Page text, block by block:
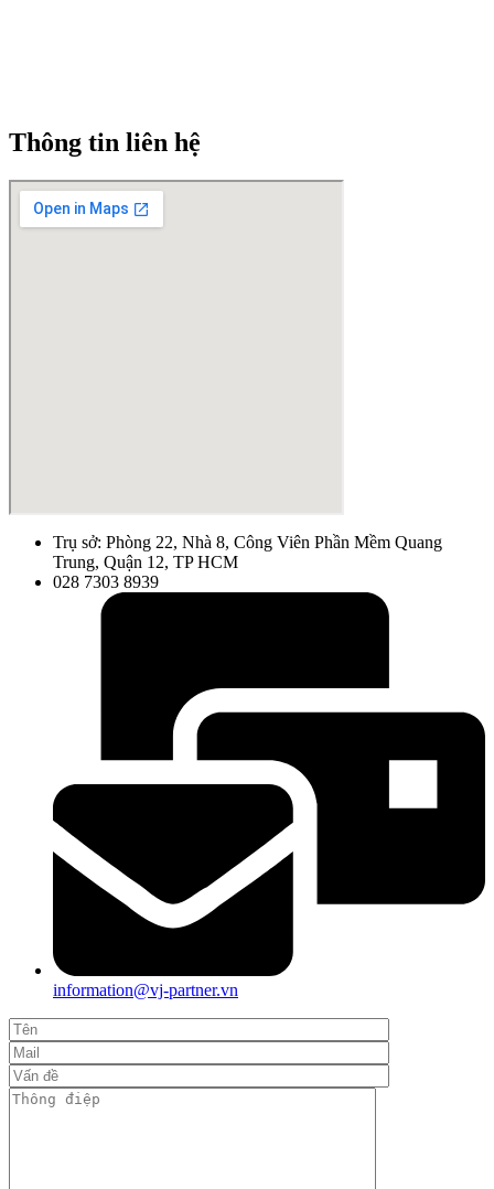
Thông tin liên hệ
Trụ sở: Phòng 22, Nhà 8, Công Viên Phần Mềm Quang
Trung, Quận 12, TP HCM
028 7303 8939
information@vj-partner.vn